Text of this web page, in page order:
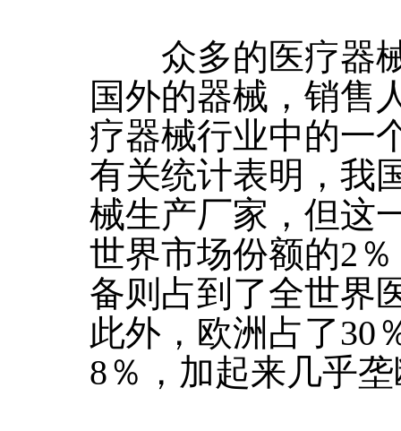
众多的医疗器械
国外的器械，销售
疗器械行业中的一
有关统计表明，我
械生产厂家，但这
世界市场份额的2
备则占到了全世界
此外，欧洲占了30
8％，加起来几乎